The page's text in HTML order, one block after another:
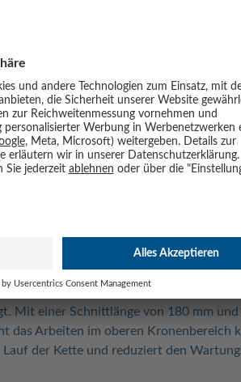
und höher gelegenen Ästen in
kompatibel.
an verschiedenen
4,5 m/s für präzisen
m bei der Heckenschere und 2,35 m
diamantgeschliffene Messer
zu einem vielseitigen Helfer
ist wie das Kürzen von höheren
und an andere Geräte der Serie
mm ausgestattet. Dadurch lassen
aus lasergeschnittenem und
das Arbeiten an höheren
Mit einer Schnittlänge von 180 mm
Arbeiten im oberen Kronenbereich
der Kette und reduziert den